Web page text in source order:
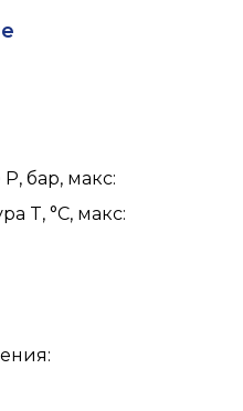
бар, макс:
T, °C, макс:
: